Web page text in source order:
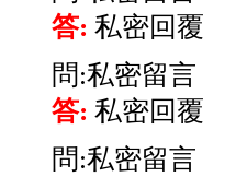
答: 私密回覆
問:私密留言
答: 私密回覆
問:私密留言